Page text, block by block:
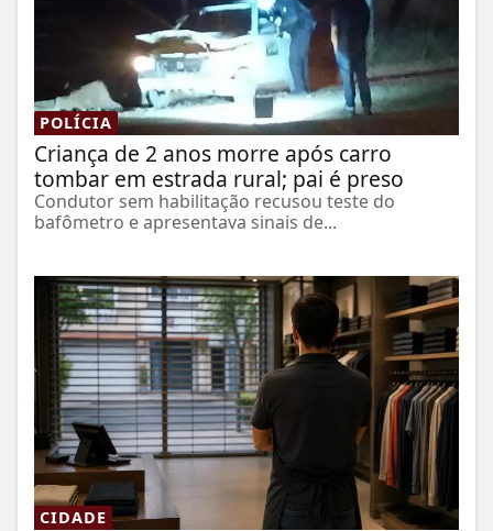
POLÍCIA
Criança de 2 anos morre após carro
tombar em estrada rural; pai é preso
Condutor sem habilitação recusou teste do
bafômetro e apresentava sinais de...
CIDADE